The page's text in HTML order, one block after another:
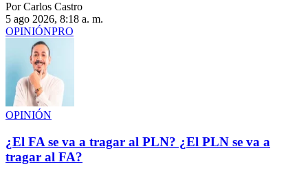
Por Carlos Castro
5 ago 2026, 8:18 a. m.
OPINIÓNPRO
OPINIÓN
¿El FA se va a tragar al PLN? ¿El PLN se va a
tragar al FA?